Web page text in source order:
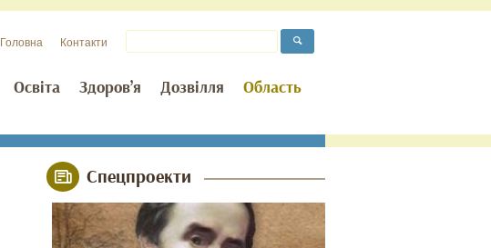
Освіта Здоров’я Дозвілля Область
Головна Контакти
Спецпроекти